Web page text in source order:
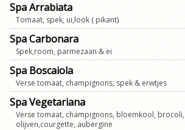
Spa Arrabiata
Tomaat, spek, ui,look ( pikant)
Spa Carbonara
Spek,room, parmezaan & ei
Spa Boscaiola
Verse tomaat, champignons, spek & erwtjes
Spa Vegetariana
Verse tomaat, champignons, bloemkool, brocoli,
olijven,courgette, aubergine